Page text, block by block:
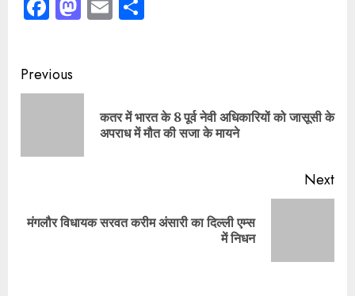
Leave a Reply
Required